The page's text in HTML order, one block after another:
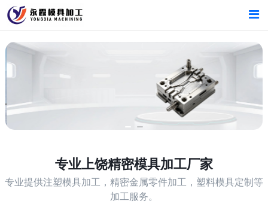
首页
产品中心
新闻中心
首页
产品中心
新闻中心
专业上饶精密模具加工厂家
专业提供注塑模具加工，精密金属零件加工，塑料模具定制等
加工服务。